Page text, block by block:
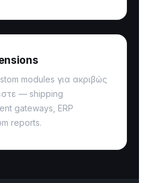
modules για ακριβώς
— shipping
gateways, ERP
reports.